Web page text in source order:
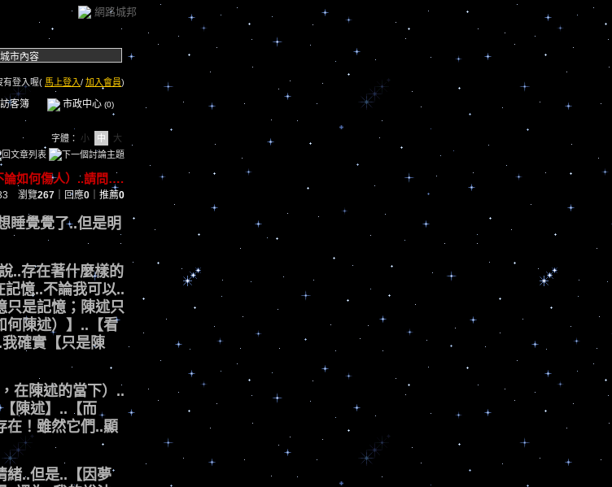
網路城邦
有登入喔( 馬上登入/ 加入會員)
客簿 市政中心 (0)
字體： 小 中 大
論如何傷人）..請問….
瀏覽267 ｜回應0 推薦0
睡覺覺了..但是明
..存在著什麼樣的
憶..不論我可以..
只是記憶；陳述只
何陳述）】..【看
確實【只是陳
在陳述的當下）..
陳述】..【而
在！雖然它們..顯
緒..但是..【因夢